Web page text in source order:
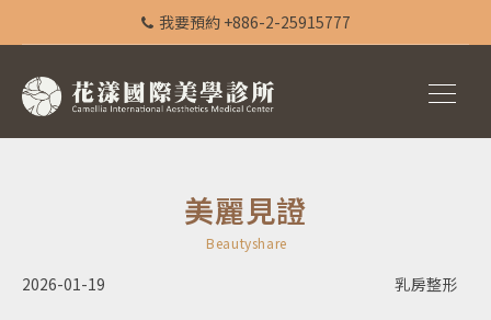
我要預約 +886-2-25915777
美麗見證
Beautyshare
2026-01-19 乳房整形